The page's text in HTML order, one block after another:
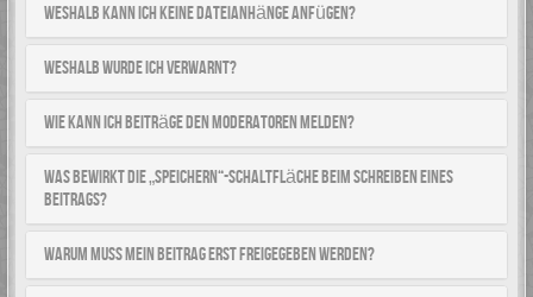
Weshalb kann ich keine Dateianhänge anfügen?
Weshalb wurde ich verwarnt?
Wie kann ich Beiträge den Moderatoren melden?
Was bewirkt die „Speichern“-Schaltfläche beim Schreiben eines
Beitrags?
Warum muss mein Beitrag erst freigegeben werden?